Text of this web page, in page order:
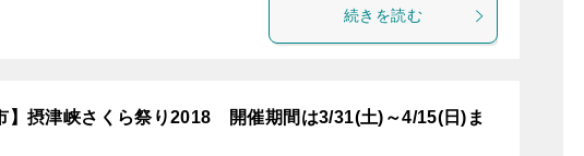
続きを読む
】摂津峡さくら祭り2018 開催期間は3/31(土)～4/15(日)ま